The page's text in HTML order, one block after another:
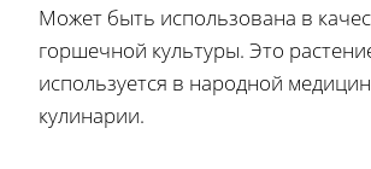
Может быть использована в
горшечной культуры. Это
используется в народной
кулинарии.